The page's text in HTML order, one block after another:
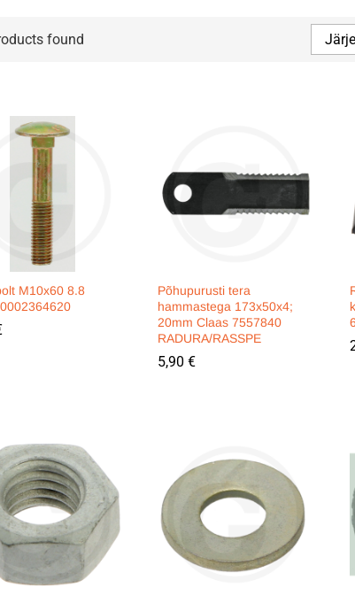
found
M10x60 8.8
Põhupurusti tera
hammastega 173x50x4;
20mm Claas 7557840
RADURA/RASSPE
5,90 €
5,90 €